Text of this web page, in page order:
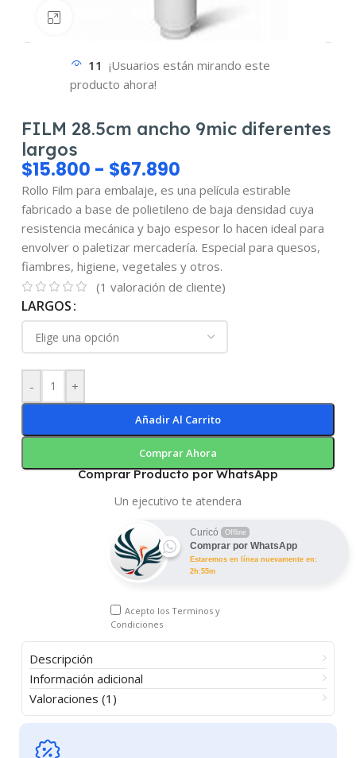
11 ¡Usuarios están mirando este
producto ahora!
FILM 28.5cm ancho 9mic diferentes
largos
$15.800 - $67.890
Rollo Film para embalaje, es una película estirable
fabricado a base de polietileno de baja densidad cuya
resistencia mecánica y bajo espesor lo hacen ideal para
envolver o paletizar mercadería. Especial para quesos,
fiambres, higiene, vegetales y otros.
(1 valoración de cliente)
LARGOS
- +
Añadir Al Carrito
Comprar Ahora
Comprar Producto por WhatsApp
Un ejecutivo te atendera
Curicó Offline
Comprar por WhatsApp
Estaremos en línea nuevamente en:
2h:55m
Acepto losTerminos y
Condiciones
Descripción
Información adicional
Valoraciones (1)